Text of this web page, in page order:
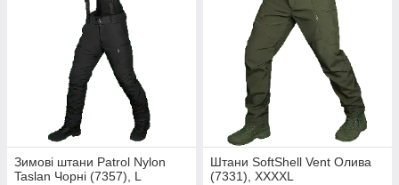
Зимові штани Patrol Nylon
Taslan Чорні (7357), L
Штани SoftShell Vent Олива
(7331), XXXXL